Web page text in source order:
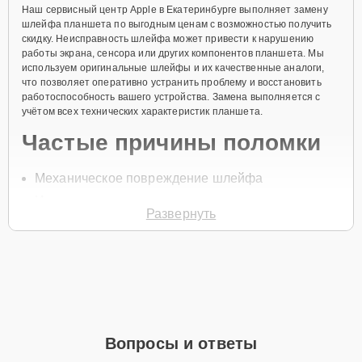
Наш сервисный центр Apple в Екатеринбурге выполняет замену
шлейфа планшета по выгодным ценам с возможностью получить
скидку. Неисправность шлейфа может привести к нарушению
работы экрана, сенсора или других компонентов планшета. Мы
используем оригинальные шлейфы и их качественные аналоги,
что позволяет оперативно устранить проблему и восстановить
работоспособность вашего устройства. Замена выполняется с
учётом всех технических характеристик планшета.
Частые причины поломки
Механическое повреждение шлейфа
Неправильная эксплуатация устройства
диагностику и ремонт.
Развернуть
Вопросы и ответы